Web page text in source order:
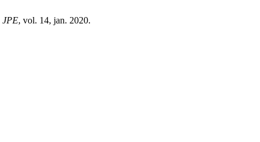
JPE, vol. 14, jan. 2020.